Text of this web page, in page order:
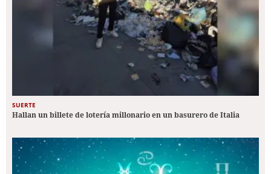
SUERTE
Hallan un billete de lotería millonario en un basurero de Italia